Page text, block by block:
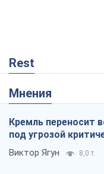
Rest
Мнения
Кремль переносит
под угрозой
Виктор Ягун 8,0 т.